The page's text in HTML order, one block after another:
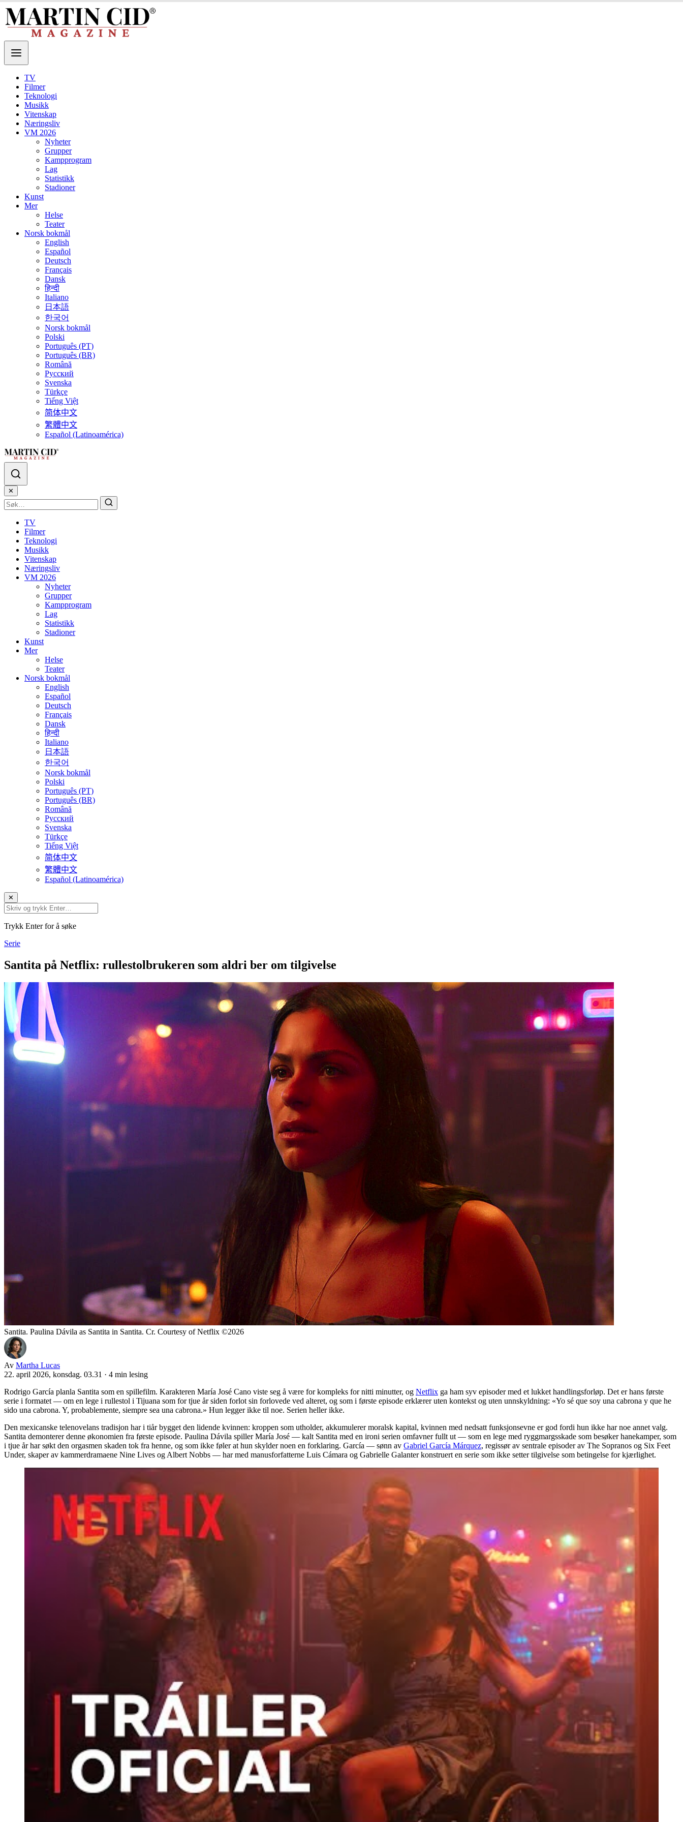
TV
Filmer
Teknologi
Musikk
Vitenskap
Næringsliv
VM 2026
Nyheter
Grupper
Kampprogram
Lag
Statistikk
Stadioner
Kunst
Mer
Helse
Teater
Norsk bokmål
English
Español
Deutsch
Français
Dansk
हिन्दी
Italiano
日本語
한국어
Norsk bokmål
Polski
Português (PT)
Português (BR)
Română
Русский
Svenska
Türkçe
Tiếng Việt
简体中文
繁體中文
Español (Latinoamérica)
✕
TV
Filmer
Teknologi
Musikk
Vitenskap
Næringsliv
VM 2026
Nyheter
Grupper
Kampprogram
Lag
Statistikk
Stadioner
Kunst
Mer
Helse
Teater
Norsk bokmål
English
Español
Deutsch
Français
Dansk
हिन्दी
Italiano
日本語
한국어
Norsk bokmål
Polski
Português (PT)
Português (BR)
Română
Русский
Svenska
Türkçe
Tiếng Việt
简体中文
繁體中文
Español (Latinoamérica)
✕
Trykk Enter for å søke
Serie
Santita på Netflix: rullestolbrukeren som aldri ber om tilgivelse
Santita. Paulina Dávila as Santita in Santita. Cr. Courtesy of Netflix ©2026
Av Martha Lucas
22. april 2026, konsdag. 03.31 · 4 min lesing
Rodrigo García planla Santita som en spillefilm. Karakteren María José Cano viste seg å være for kompleks for nitti minutter, og Netflix ga ham syv episoder med et lukket handlingsforløp. Det er hans første
serie i formatet — om en lege i rullestol i Tijuana som for tjue år siden forlot sin forlovede ved alteret, og som i første episode erklærer uten kontekst og uten unnskyldning: «Yo sé que soy una cabrona y que he
sido una cabrona. Y, probablemente, siempre sea una cabrona.» Hun legger ikke til noe. Serien heller ikke.
Den mexicanske telenovelans tradisjon har i tiår bygget den lidende kvinnen: kroppen som utholder, akkumulerer moralsk kapital, kvinnen med nedsatt funksjonsevne er god fordi hun ikke har noe annet valg.
Santita demonterer denne økonomien fra første episode. Paulina Dávila spiller María José — kalt Santita med en ironi serien omfavner fullt ut — som en lege med ryggmargsskade som besøker hanekamper, som
i tjue år har søkt den orgasmen skaden tok fra henne, og som ikke føler at hun skylder noen en forklaring. García — sønn av Gabriel García Márquez, regissør av sentrale episoder av The Sopranos og Six Feet
Under, skaper av kammerdramaene Nine Lives og Albert Nobbs — har med manusforfatterne Luis Cámara og Gabrielle Galanter konstruert en serie som ikke setter tilgivelse som betingelse for kjærlighet.